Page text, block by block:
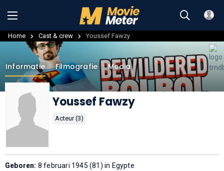
Home Cast & crew Youssef Fawzy
Informatie Filmografie Media
Youssef Fawzy
Acteur (3)
Geboren: 8 februari 1945 (81) in Egypte